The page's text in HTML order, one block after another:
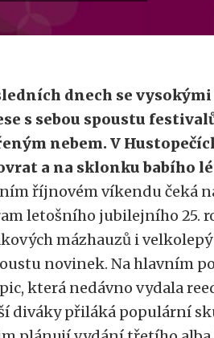
dnech se
s sebou spoustu
nebem. V
a na sklonku babího
říjnovém víkendu čeká
letošního jubilejního 25.
mázhauzů i
novinek. Na hlavním
která nedávno vydala
diváky přiláká populární